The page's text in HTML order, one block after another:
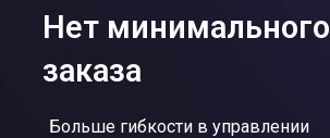
Нет минимального
заказа
Больше гибкости в управлении